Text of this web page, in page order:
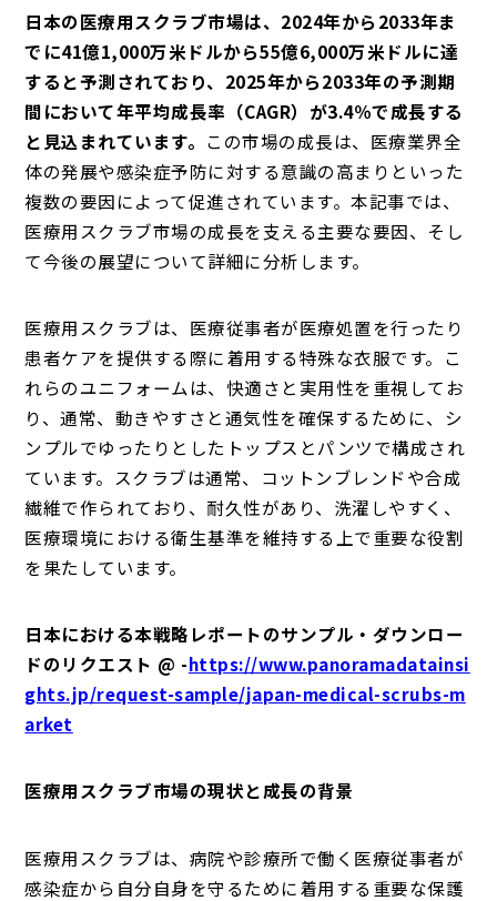
日本の医療用スクラブ市場は、2024年から2033年ま
でに41億1,000万米ドルから55億6,000万米ドルに達
すると予測されており、2025年から2033年の予測期
間において年平均成長率（CAGR）が3.4％で成長する
と見込まれています。 この市場の成長は、医療業界全
体の発展や感染症予防に対する意識の高まりといった
複数の要因によって促進されています。本記事では、
医療用スクラブ市場の成長を支える主要な要因、そし
て今後の展望について詳細に分析します。
医療用スクラブは、医療従事者が医療処置を行ったり
患者ケアを提供する際に着用する特殊な衣服です。こ
れらのユニフォームは、快適さと実用性を重視してお
り、通常、動きやすさと通気性を確保するために、シ
ンプルでゆったりとしたトップスとパンツで構成され
ています。スクラブは通常、コットンブレンドや合成
繊維で作られており、耐久性があり、洗濯しやすく、
医療環境における衛生基準を維持する上で重要な役割
を果たしています。
日本における本戦略レポートのサンプル・ダウンロー
ドのリクエスト @ -https://www.panoramadatainsi
ghts.jp/request-sample/japan-medical-scrubs-m
arket
医療用スクラブ市場の現状と成長の背景
医療用スクラブは、病院や診療所で働く医療従事者が
感染症から自分自身を守るために着用する重要な保護